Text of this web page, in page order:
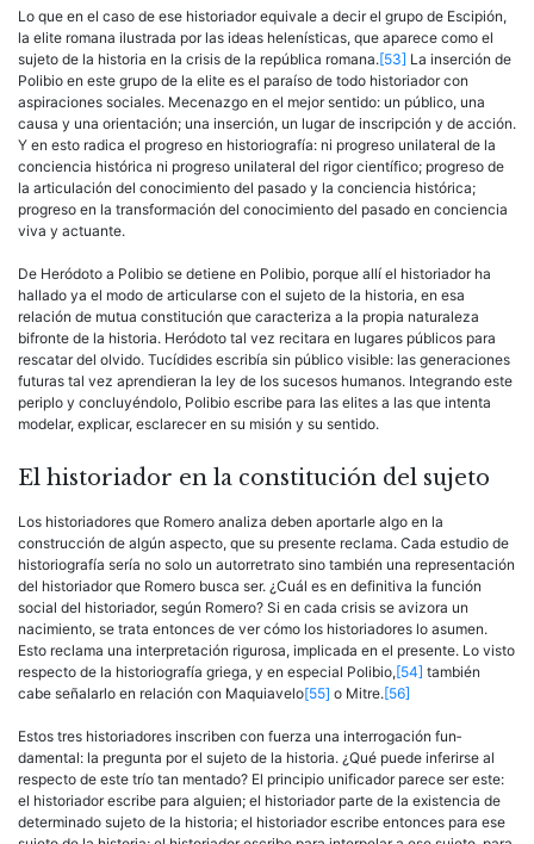
Lo que en el caso de ese historiador equivale a decir el grupo de Es­cipión,
la elite romana ilustrada por las ideas helenísticas, que aparece como el
sujeto de la historia en la crisis de la república romana.[53] La inserción de
Polibio en este grupo de la elite es el paraíso de todo historiador con
aspiraciones sociales. Mecenazgo en el mejor sentido: un público, una
causa y una orientación; una inserción, un lugar de inscripción y de acción.
Y en esto radica el progreso en historiografía: ni progreso unilateral de la
conciencia histórica ni progreso unilateral del rigor científico; progreso de
la articulación del conocimiento del pasado y la conciencia histórica;
progreso en la transformación del co­nocimiento del pasado en conciencia
viva y actuante.
De Heródoto a Polibio se detiene en Polibio, porque allí el historia­dor ha
hallado ya el modo de articularse con el sujeto de la historia, en esa
relación de mutua constitución que caracteriza a la propia natura­leza
bifronte de la historia. Heródoto tal vez recitara en lugares públi­cos para
rescatar del olvido. Tucídides escribía sin público visible: las generaciones
futuras tal vez aprendieran la ley de los sucesos humanos. Integrando este
periplo y concluyéndolo, Polibio escribe para las elites a las que intenta
modelar, explicar, esclarecer en su misión y su sentido.
El historiador en la constitución del sujeto
Los historiadores que Romero analiza deben aportarle algo en la
construcción de algún aspecto, que su presente reclama. Cada es­tudio de
historiografía sería no solo un autorretrato sino también una representación
del historiador que Romero busca ser. ¿Cuál es en definitiva la función
social del historiador, según Romero? Si en cada crisis se avizora un
nacimiento, se trata entonces de ver cómo los historiadores lo asumen.
Esto reclama una interpretación rigurosa, implicada en el presente. Lo visto
respecto de la historiografía griega, y en especial Polibio,[54] también
cabe señalarlo en relación con Ma­quiavelo[55] o Mitre.[56]
Estos tres historiadores inscriben con fuerza una interrogación fun­
damental: la pregunta por el sujeto de la historia. ¿Qué puede inferirse al
respecto de este trío tan mentado? El principio unificador parece ser este:
el historiador escribe para alguien; el historiador parte de la existencia de
determinado sujeto de la historia; el historiador escribe entonces para ese